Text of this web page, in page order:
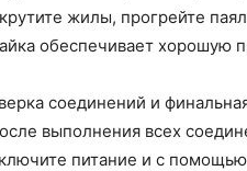
жилы, прогрейте
обеспечивает хорошую
соединений и
выполнения всех
питание и с помощью